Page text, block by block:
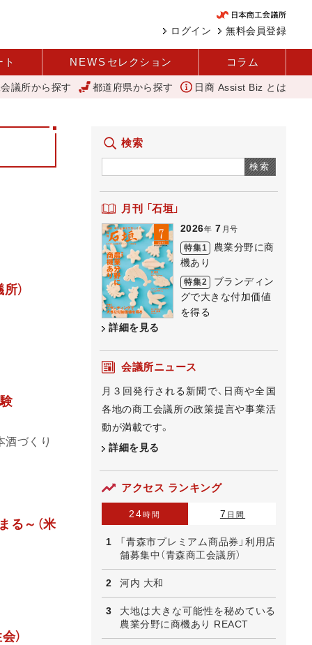
無料会員登録
ログイン
ト NEWS セレクション コラム
イ 外国人雇用状況を公表 過去最多、257万人に 厚労省
議所から探す 都道府県から探す 日商 Assist Biz とは
）
酒づくり
る～（米
）
検索
検索
月刊 「石垣」
2026年 7 月号
特集1
農業分野に商
機あり
特集2
ブランディン
グで大きな付加価値
を得る
詳細を見る
会議所ニュース
月３回発行される新聞で、日商や全国
各地の商工会議所の政策提言や事業活
動が満載です。
詳細を見る
アクセス ランキング
24時間 7 日間
「青森市プレミアム商品券」利用店
舗募集中（青森商工会議所）
河内 大和
大地は大きな可能性を秘めている
農業分野に商機あり REACT